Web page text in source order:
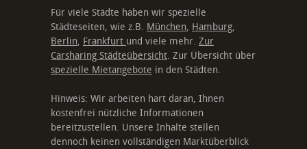
Für viele Städte haben wir spezielle
Städteseiten, wie z.B. München, Hamburg,
Berlin, Frankfurt und viele mehr. Zur
Carsharing Städteübersicht. Zur Übersicht über
spezielle Mietangebote in den Städten.
Hinweis: Wir arbeiten hart daran, Ihnen
kostenfrei nützliche Informationen
bereitzustellen. Unsere Inhalte stellen
dennoch keinen vollständigen Marktüberblick